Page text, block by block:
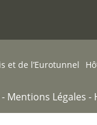
et de l’Eurotunnel
- Mentions Légales -